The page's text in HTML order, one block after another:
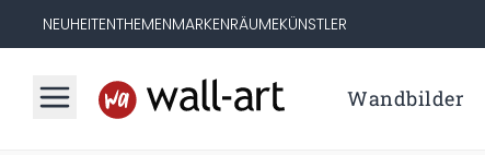
NEUHEITENTHEMENMARKENRÄUMEKÜNSTLER
Wandbilder